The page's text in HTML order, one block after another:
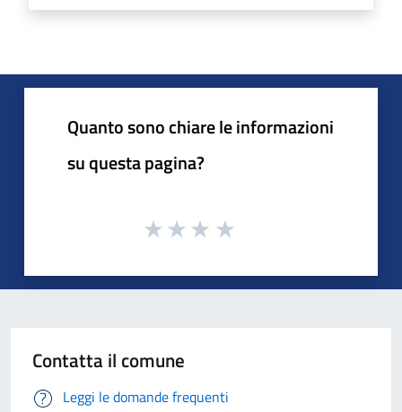
Quanto sono chiare le informazioni
su questa pagina?
Contatta il comune
Leggi le domande frequenti